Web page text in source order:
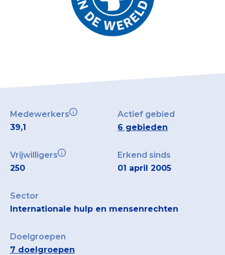
Over het CBF
Veelgestelde vragen
Medewerkers
39,1
Actief gebied
6 gebieden
Vrijwilligers
250
Erkend sinds
01 april 2005
Sector
Internationale hulp en mensenrechten
Doelgroepen
7 doelgroepen